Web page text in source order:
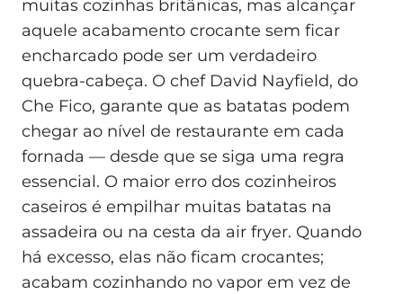
muitas cozinhas britânicas, mas alcançar
aquele acabamento crocante sem ficar
encharcado pode ser um verdadeiro
quebra‑cabeça. O chef David Nayfield, do
Che Fico, garante que as batatas podem
chegar ao nível de restaurante em cada
fornada — desde que se siga uma regra
essencial. O maior erro dos cozinheiros
caseiros é empilhar muitas batatas na
assadeira ou na cesta da air fryer. Quando
há excesso, elas não ficam crocantes;
acabam cozinhando no vapor em vez de